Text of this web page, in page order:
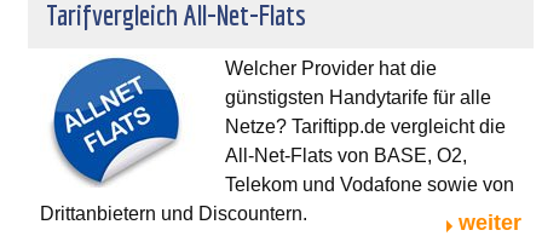
Tarifvergleich All-Net-Flats
Welcher Provider hat die
günstigsten Handytarife für alle
Netze? Tariftipp.de vergleicht die
All-Net-Flats von BASE, O2,
Telekom und Vodafone sowie von
Drittanbietern und Discountern.
weiter